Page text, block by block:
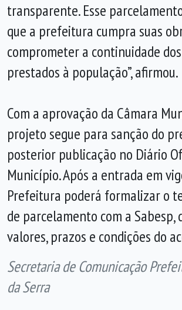
transparente. Esse
que a prefeitura cumpra suas
comprometer a continuidade
prestados à população”, afirmou.
Com a aprovação da Câmara
projeto segue para sanção do
posterior publicação no Diário
Município. Após a entrada em
Prefeitura poderá formalizar o
de parcelamento com a Sabesp,
valores, prazos e condições do
Secretaria de Comunicação
da Serra